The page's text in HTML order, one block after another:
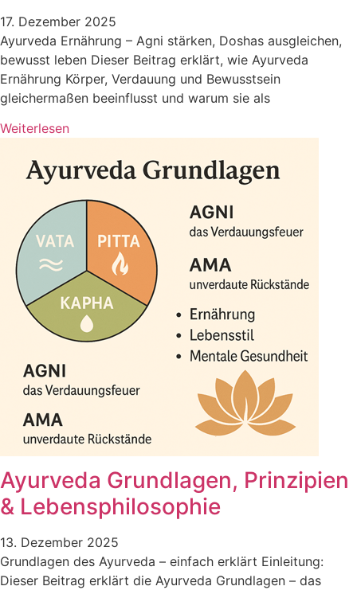
17. Dezember 2025
Ayurveda Ernährung – Agni stärken, Doshas ausgleichen,
bewusst leben Dieser Beitrag erklärt, wie Ayurveda
Ernährung Körper, Verdauung und Bewusstsein
gleichermaßen beeinflusst und warum sie als
Weiterlesen
Ayurveda Grundlagen, Prinzipien
& Lebensphilosophie
13. Dezember 2025
Grundlagen des Ayurveda – einfach erklärt Einleitung:
Dieser Beitrag erklärt die Ayurveda Grundlagen – das